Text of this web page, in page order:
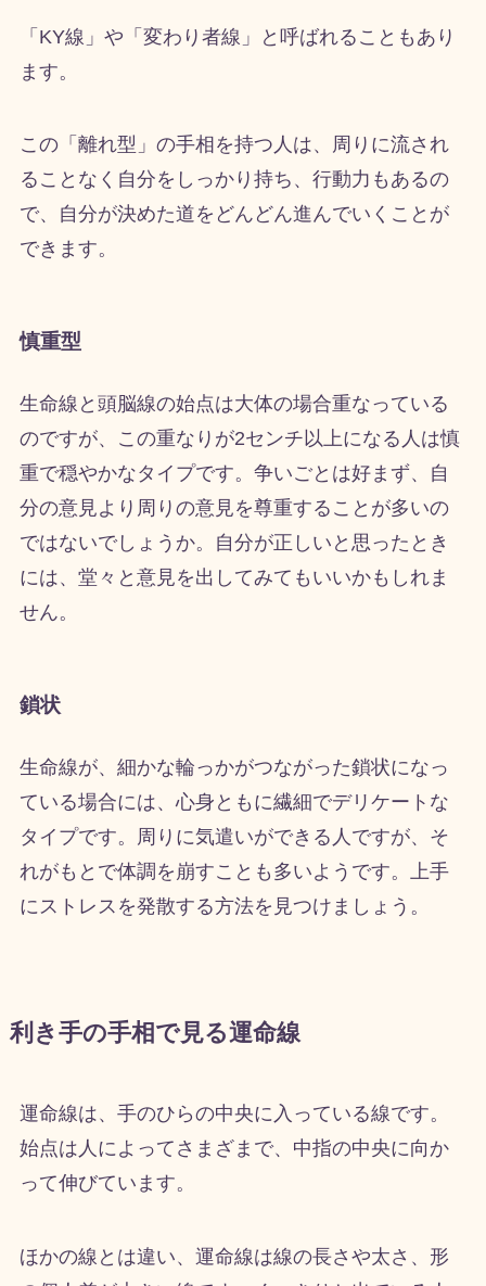
「KY線」や「変わり者線」と呼ばれることもあり
ます。
この「離れ型」の手相を持つ人は、周りに流され
ることなく自分をしっかり持ち、行動力もあるの
で、自分が決めた道をどんどん進んでいくことが
できます。
慎重型
生命線と頭脳線の始点は大体の場合重なっている
のですが、この重なりが2センチ以上になる人は慎
重で穏やかなタイプです。争いごとは好まず、自
分の意見より周りの意見を尊重することが多いの
ではないでしょうか。自分が正しいと思ったとき
には、堂々と意見を出してみてもいいかもしれま
せん。
鎖状
生命線が、細かな輪っかがつながった鎖状になっ
ている場合には、心身ともに繊細でデリケートな
タイプです。周りに気遣いができる人ですが、そ
れがもとで体調を崩すことも多いようです。上手
にストレスを発散する方法を見つけましょう。
利き手の手相で見る運命線
運命線は、手のひらの中央に入っている線です。
始点は人によってさまざまで、中指の中央に向か
って伸びています。
ほかの線とは違い、運命線は線の長さや太さ、形